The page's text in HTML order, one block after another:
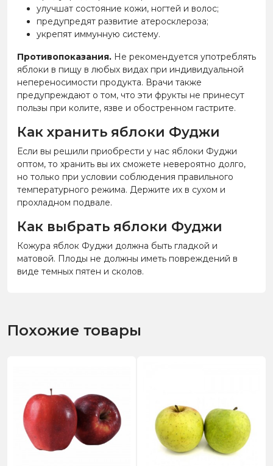
улучшат состояние кожи, ногтей и волос;
предупредят развитие атеросклероза;
укрепят иммунную систему.
Противопоказания. Не рекомендуется употреблять
яблоки в пищу в любых видах при индивидуальной
непереносимости продукта. Врачи также
предупреждают о том, что эти фрукты не принесут
пользы при колите, язве и обостренном гастрите.
Как хранить яблоки Фуджи
Если вы решили приобрести у нас яблоки Фуджи
оптом, то хранить вы их сможете невероятно долго,
но только при условии соблюдения правильного
температурного режима. Держите их в сухом и
прохладном подвале.
Как выбрать яблоки Фуджи
Кожура яблок Фуджи должна быть гладкой и
матовой. Плоды не должны иметь повреждений в
виде темных пятен и сколов.
Похожие товары